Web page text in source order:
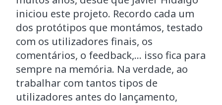
iniciou este projeto. Recordo cada um
dos protótipos que montámos, testado
com os utilizadores finais, os
comentários, o feedback,... isso fica para
sempre na memória. Na verdade, ao
trabalhar com tantos tipos de
utilizadores antes do lançamento,